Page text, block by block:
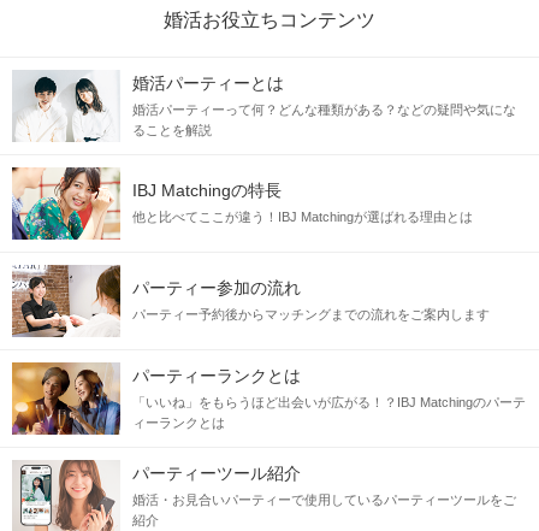
婚活お役立ちコンテンツ
婚活パーティーとは
婚活パーティーって何？どんな種類がある？などの疑問や気にな
ることを解説
IBJ Matchingの特長
他と比べてここが違う！IBJ Matchingが選ばれる理由とは
パーティー参加の流れ
パーティー予約後からマッチングまでの流れをご案内します
パーティーランクとは
「いいね」をもらうほど出会いが広がる！？IBJ Matchingのパーテ
ィーランクとは
パーティーツール紹介
婚活・お見合いパーティーで使用しているパーティーツールをご
紹介